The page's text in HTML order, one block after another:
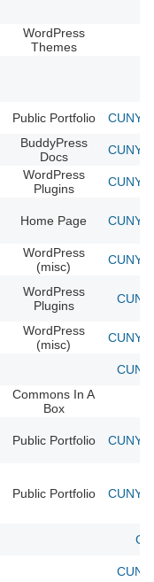
WordPress
Themes
Public Portfolio CUNY
BuddyPress
Docs
CUNY
WordPress
Plugins
CUNY
Home Page CUNY
WordPress
(misc)
CUNY
WordPress
Plugins
WordPress
(misc)
CUNY
Commons In A
Box
Public Portfolio CUNY
Public Portfolio CUNY